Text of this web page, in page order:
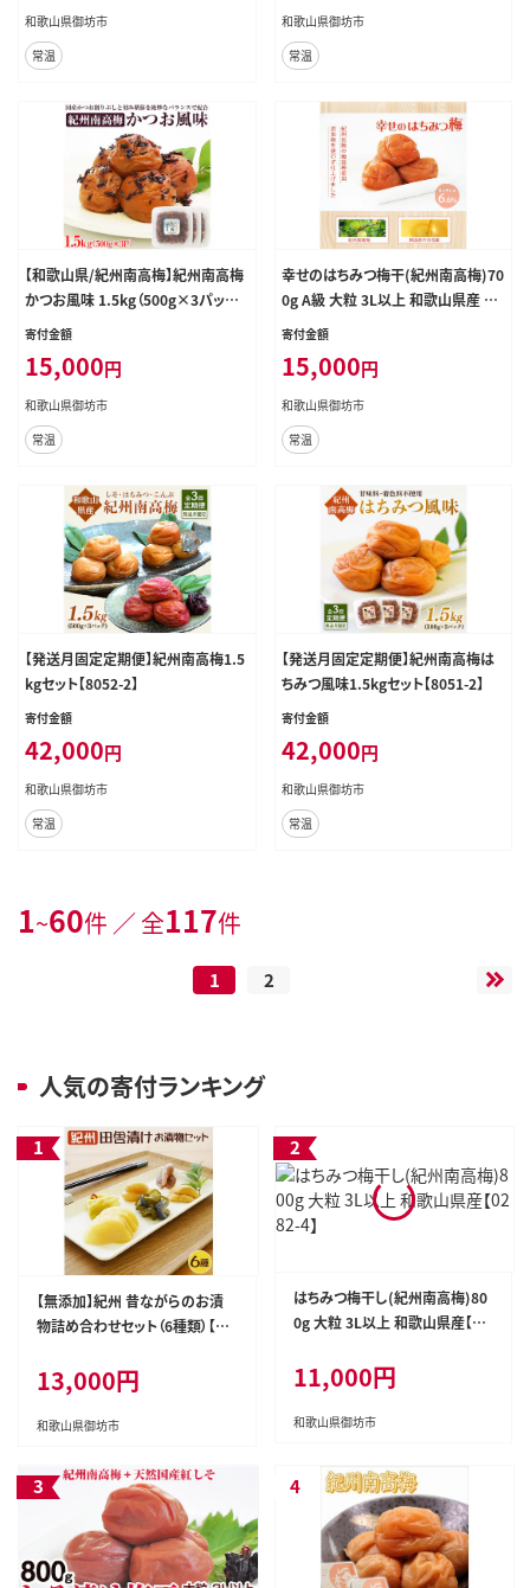
和歌山県御坊市
常温
和歌山県御坊市
常温
【和歌山県/紀州南高梅】紀州南高梅
かつお風味 1.5kg（500g×3パック）
塩分約6%【1029-4】
寄付金額
15,000円
和歌山県御坊市
常温
幸せのはちみつ梅干(紀州南高梅)70
0g A級 大粒 3L以上 和歌山県産 う
めぼし 梅干し 梅 送料無料 ふるさと
寄付金額
15,000円
和歌山県御坊市
常温
【発送月固定定期便】紀州南高梅1.5
kgセット【8052-2】
寄付金額
42,000円
和歌山県御坊市
常温
【発送月固定定期便】紀州南高梅は
ちみつ風味1.5kgセット【8051-2】
寄付金額
42,000円
和歌山県御坊市
常温
1~60件 ／ 全117件
1 2
人気の寄付ランキング
【無添加】紀州 昔ながらのお漬
物詰め合わせセット（6種類）【和
13,000円
和歌山県御坊市
はちみつ梅干し(紀州南高梅)80
0g 大粒 3L以上 和歌山県産【02
11,000円
和歌山県御坊市